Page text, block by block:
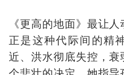
《更高的地面》最让
正是这种代际间的精
近、洪水彻底失控，衰